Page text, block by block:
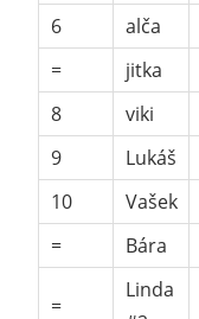
6
alča
=
jitka
8
viki
9
Lukáš
10
Vašek
=
Bára
=
Linda